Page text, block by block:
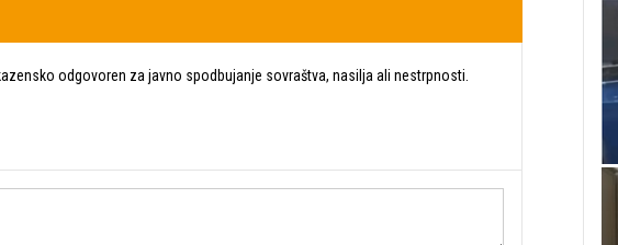
odgovoren za javno spodbujanje sovraštva, nasilja ali nestrpnosti.